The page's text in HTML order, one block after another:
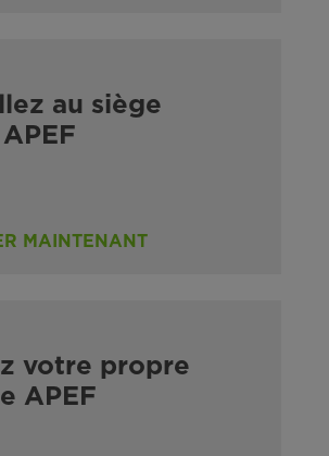
au siège
MAINTENANT
votre propre
APEF